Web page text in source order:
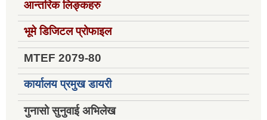
आन्तरिक लिङ्कहरु
भूमे डिजिटल प्रोफाइल
MTEF 2079-80
कार्यालय प्रमुख डायरी
गुनासो सुनुवाई अभिलेख